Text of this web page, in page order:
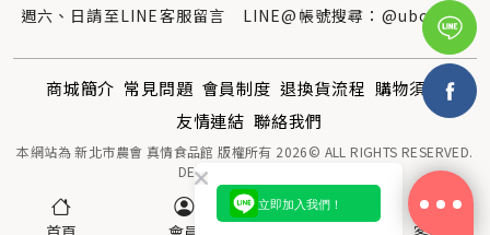
週六、日請至LINE客服留言 LINE@帳號搜尋：@uboxorg
商城簡介 常見問題 會員制度 退換貨流程 購物須知
友情連結 聯絡我們
本網站為 新北市農會 真情食品館 版權所有 2026© ALL RIGHTS RESERVED.
DESIGNED BY
立即加入我們！